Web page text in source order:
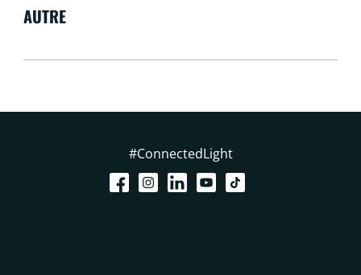
AUTRE
#ConnectedLight